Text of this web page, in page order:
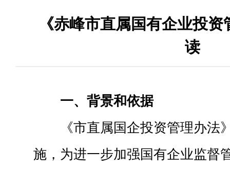
《赤峰市直属国有企业投
读
一、背景和依据
《市直属国企投资管理办法
施，为进一步加强国有企业监督